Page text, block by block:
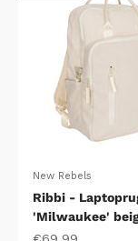
New Rebels
Ribbi -
'Milwaukee'
Aanbiedingsprijs